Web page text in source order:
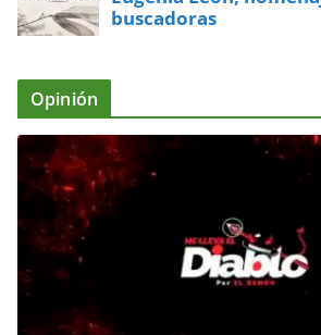
buscadoras
Opinión